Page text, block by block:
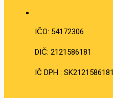
IČO: 54172306
DIČ: 2121586181
IČ DPH : SK2121586181